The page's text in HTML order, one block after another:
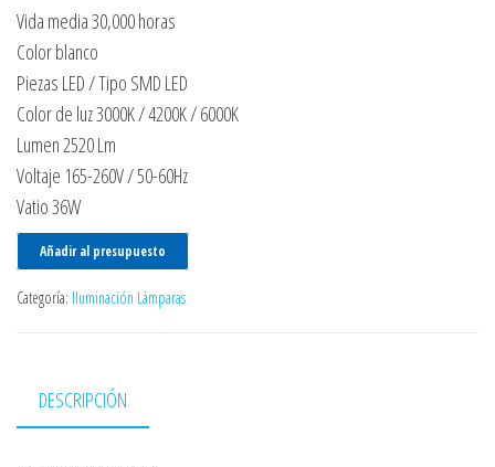
Vida media 30,000 horas
Color blanco
Piezas LED / Tipo SMD LED
Color de luz 3000K / 4200K / 6000K
Lumen 2520 Lm
Voltaje 165-260V / 50-60Hz
Vatio 36W
Añadir al presupuesto
Categoría: Iluminación Lámparas
DESCRIPCIÓN